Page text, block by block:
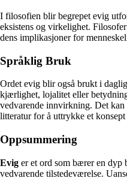
I filosofien blir begrepet evig
eksistens og virkelighet.
dens implikasjoner for
Språklig Bruk
Ordet evig blir også brukt i
kjærlighet, lojalitet eller
vedvarende innvirkning. Det
litteratur for å uttrykke et
Oppsummering
Evig er et ord som bærer en dyp
vedvarende tilstedeværelse.